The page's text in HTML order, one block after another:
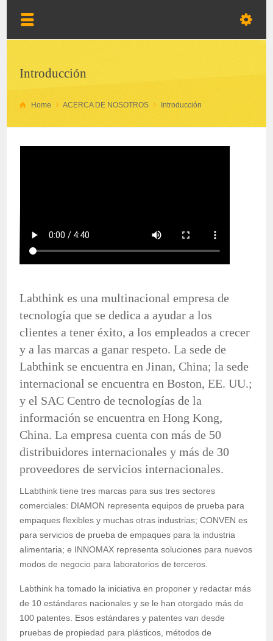
Introducción
Home ACERCA DE NOSOTROS Introducción
Labthink es una multinacional empresa de
tecnología que se dedica a ayudar a los
clientes a tener éxito, a los empleados a crecer
y a las marcas a ganar respeto. La sede de
Labthink se encuentra en Jinan, China; la sede
internacional se encuentra en Boston, EE. UU.;
y el SAC Centro de tecnologías de la
información se encuentra en Hong Kong,
China. La empresa cuenta con más de 50
distribuidores internacionales y más de 30
proveedores de servicios internacionales.
LLabthink tiene tres marcas para sus tres sectores
comerciales: DIAMON representa equipos de prueba para
empaques flexibles y muchas otras industrias; CONVEN es
para servicios de prueba de empaques para la industria
alimentaria; e INNOMAX representa soluciones para nuevos
modos de negocio para laboratorios de terceros.
Labthink ha tomado la iniciativa en proponer y redactar más
de 10 estándares nacionales y se le han otorgado más de
100 patentes. Esos estándares y patentes van desde
pruebas de propiedad para plásticos, métodos de